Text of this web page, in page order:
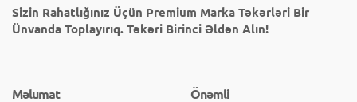
Sizin Rahatlığınız Üçün Premium Marka Təkərləri Bir
Ünvanda Toplayırıq. Təkəri Birinci Əldən Alın!
Məlumat Önəmli